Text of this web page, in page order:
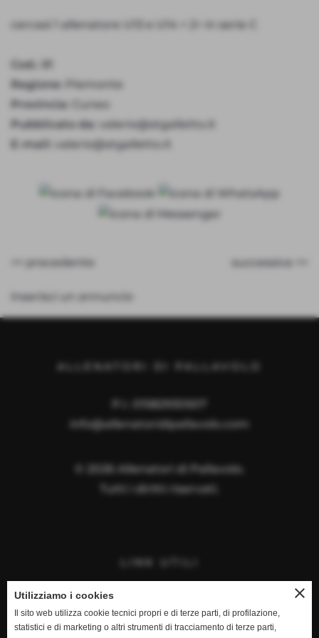
cercasi 1 allenatore U13 e U14 + 2^ in serie C
Cod.:
Regione:
Piemonte
Provincia:
Cuneo
Pubblicato da:
valerio@stgalletto.it
E-mail:
valerio@stgalletto.it
<< precedente successiva >>
inserisci un annuncio
ALLENATORI DI PALLAVOLO
P.I. 01582930507
info@allenatoridipallavolo.com
2026
Allenatori di Pallavolo.
Tutti i diritti riservati.
LINK UTILI
Contattaci
close
Utilizziamo i cookies
Il sito web utilizza cookie tecnici propri e di terze parti, di profilazione,
statistici e di marketing o altri strumenti di tracciamento di terze parti,